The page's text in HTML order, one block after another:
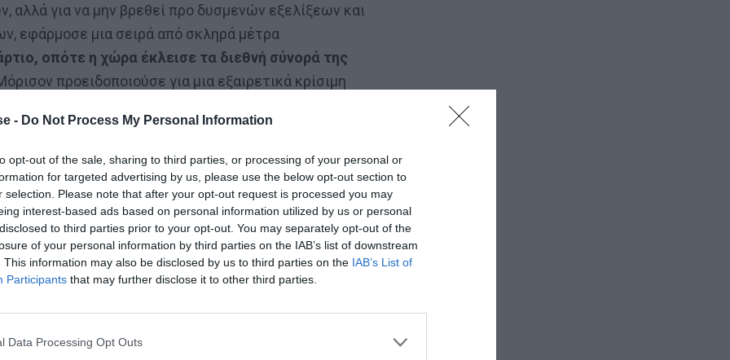
- Do Not Process My Personal Information
opt-out of the sale, sharing to third parties, or processing of your personal or
for targeted advertising by us, please use the below opt-out section to
selection. Please note that after your opt-out request is processed you may
interest-based ads based on personal information utilized by us or personal
to third parties prior to your opt-out. You may separately opt-out of the
of your personal information by third parties on the IAB’s list of downstream
This information may also be disclosed by us to third parties on the IAB’s List of
Participants that may further disclose it to other third parties.
Data Processing Opt Outs
για να μην βρεθεί προ δυσμενών εξελίξεων και
εφάρμοσε μια σειρά από σκληρά μέτρα
οπότε η χώρα έκλεισε τα διεθνή σύνορά της
προειδοποιούσε για μια εξαιρετικά κρίσιμη
κάνοντας λόγο για «τον πιο δύσκολο χρόνο της
πολιτεία της Βικτώρια (με πρωτεύουσα της
περίπου τα τρία τέταρτα των συνολικών
από covid-19.
στα τέλη Ιουλίου, η χώρα κατέγραφε καθημερινά
Δευτέρα (26/10), η Βικτώρια δεν είχε, για πρώτη
αυτό απαιτήθηκαν οικονομικές και κοινωνικές